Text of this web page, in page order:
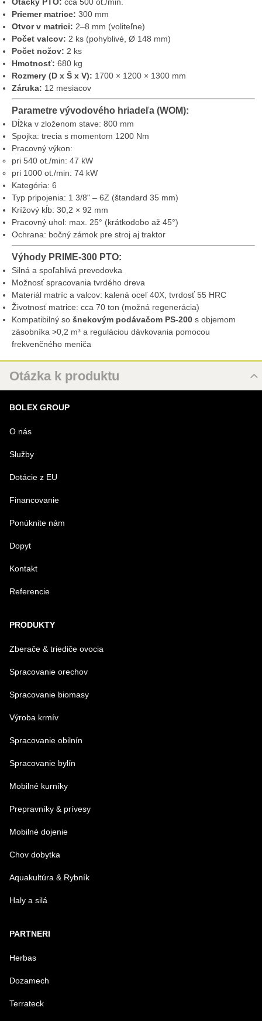
Priemer matrice: 300 mm
Otvor v matrici: 2–8 mm (voliteľne)
Počet valcov: 2 ks (pohyblivé, Ø 148 mm)
Počet nožov: 2 ks
Hmotnosť: 680 kg
Rozmery (D x Š x V): 1700 × 1200 × 1300 mm
Záruka: 12 mesiacov
Parametre vývodového hriadeľa (WOM):
Dĺžka v zloženom stave: 800 mm
Spojka: trecia s momentom 1200 Nm
Pracovný výkon:
pri 540 ot./min: 47 kW
pri 1000 ot./min: 74 kW
Kategória: 6
Typ pripojenia: 1 3/8" – 6Z (štandard 35 mm)
Krížový kĺb: 30,2 × 92 mm
Pracovný uhol: max. 25° (krátkodobo až 45°)
Ochrana: bočný zámok pre stroj aj traktor
Výhody PRIME-300 PTO:
Silná a spoľahlivá prevodovka
Možnosť spracovania tvrdého dreva
Materiál matríc a valcov: kalená oceľ 40X, tvrdosť 55 HRC
Životnosť matrice: cca 70 ton (možná regenerácia)
Kompatibilný so šnekovým podávačom PS-200 s objemom
zásobníka >0,2 m³ a reguláciou dávkovania pomocou
frekvenčného meniča
Otázka k produktu
MENO
VÁŠ E-MAIL
VAŠA OTÁZKA K PRODUKTU
Odoslať
BOLEX GROUP
O nás
Služby
Dotácie z EU
Financovanie
Ponúknite nám
Dopyt
Kontakt
Referencie
PRODUKTY
Zberače & triediče ovocia
Spracovanie orechov
Spracovanie biomasy
Výroba krmív
Spracovanie obilnín
Spracovanie bylín
Mobilné kurníky
Prepravníky & prívesy
Mobilné dojenie
Chov dobytka
Aquakultúra & Rybník
Haly a silá
PARTNERI
Herbas
Dozamech
Terrateck